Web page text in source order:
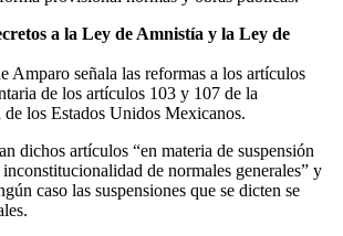
a la Ley de Amnistía y la Ley de
Amparo señala las reformas a los artículos
de los artículos 103 y 107 de la
los Estados Unidos Mexicanos.
dichos artículos “en materia de suspensión
de normales generales” y
caso las suspensiones que se dicten se